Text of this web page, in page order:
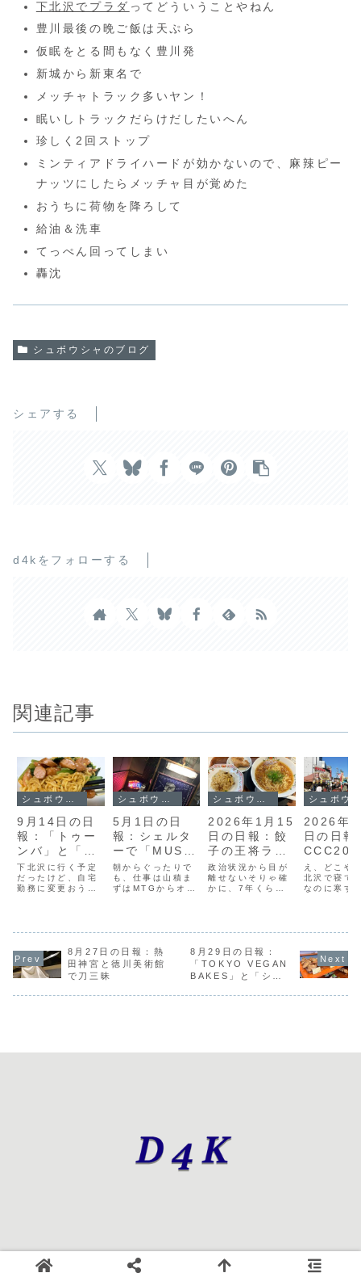
下北沢でプラダ ってどういうことやねん
豊川最後の晩ご飯は天ぷら
仮眠をとる間もなく豊川発
新城から新東名で
メッチャトラック多いヤン！
眠いしトラックだらけだしたいへん
珍しく2回ストップ
ミンティアドライハードが効かないので、麻辣ピー
ナッツにしたらメッチャ目が覚めた
おうちに荷物を降ろして
給油＆洗車
てっぺん回ってしまい
轟沈
シュボウシャのブログ
シェアする
d4kをフォローする
関連記事
9月14日の日
報：「トゥー
ンバ」と「桜
新町100人カ
イギ」
下北沢に行く予定
だったけど、自宅
勤務に変更おうち
チェック一龍のラ
からホームランへ
今日もメッチャ並
んでるんだろうな
ーンバ」小松菜と
5月1日の日
報：シェルタ
ーで「MUSIC
FROM THE
MARS」と
「ゆうらん
朝からぐったりで
も、仕事は山積ま
ずはMTGからオダ
ソッコー審査通
だったのか、早速
広告が表示されは
じめる、多すぎる
立ち始めると少し
2026年1月15
日の日報：餃
子の王将ラン
チがとんでも
ないことに、
中道改革とは
政治状況から目が
離せないそりゃ確
かに、7年くらい
「一緒にやれる日
か聞いたりしたけ
ど突然すぎるんで
すよまあ、それも
これも解散とか言
い出すからなんだ
2026年
日の日報
弾、気仙
ア
え、どこや
北沢で寝て
なのに寒す
リサーチし
ァンと麻辣
して選挙情
IDOL FILE
CIRCUIT
8月27日の日報：熱
田神宮と徳川美術館
で刀三昧
8月29日の日報：
「TOKYO VEGAN
BAKES」と「シモ
© 2025 第四企画.